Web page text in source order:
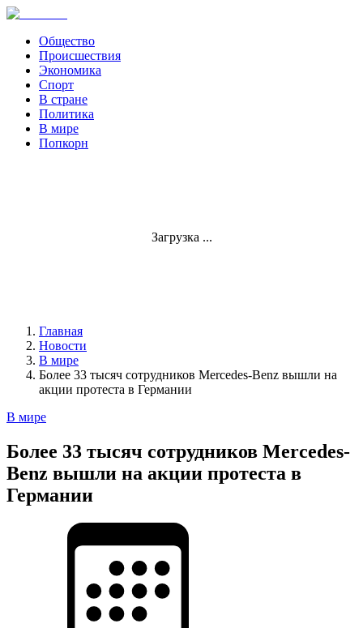
Общество
Происшествия
Экономика
Спорт
В стране
Политика
В мире
Попкорн
Загрузка ...
Главная
Новости
В мире
Более 33 тысяч сотрудников Mercedes-Benz вышли на
акции протеста в Германии
В мире
Более 33 тысяч сотрудников Mercedes-
Benz вышли на акции протеста в
Германии